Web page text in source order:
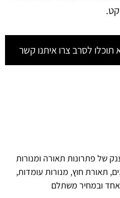
לסרב צרו איתנו קשר
של פתרונות תאורה ומנורות
תאורת חוץ, מנורות עומדות,
אחד ובמחיר משתלם